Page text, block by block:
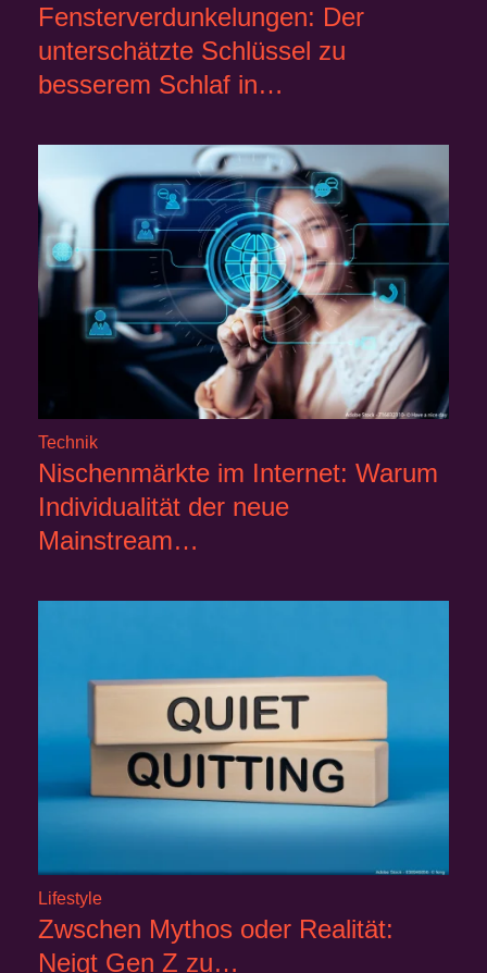
Fensterverdunkelungen: Der
unterschätzte Schlüssel zu
besserem Schlaf in…
Technik
Nischenmärkte im Internet: Warum
Individualität der neue
Mainstream…
Lifestyle
Zwschen Mythos oder Realität:
Neigt Gen Z zu…